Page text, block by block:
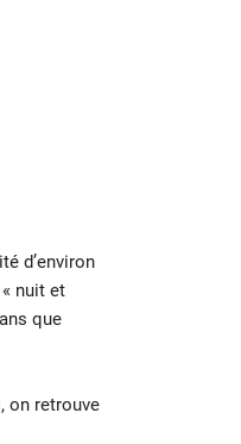
d’environ
nuit et
que
on retrouve